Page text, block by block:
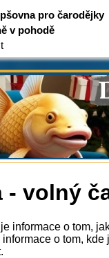
pro čarodějky
v pohodě
- volný
informace o tom,
o tom,